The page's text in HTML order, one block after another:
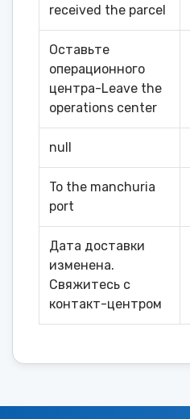
received the parcel
Оставьте
операционного
центра-Leave the
operations center
null
To the manchuria
port
Дата доставки
изменена.
Свяжитесь с
контакт-центром